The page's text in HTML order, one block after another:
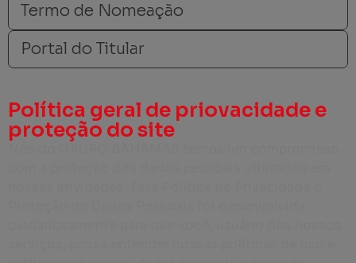
Termo de Nomeação
Portal do Titular
Política geral de priovacidade e
proteção do site